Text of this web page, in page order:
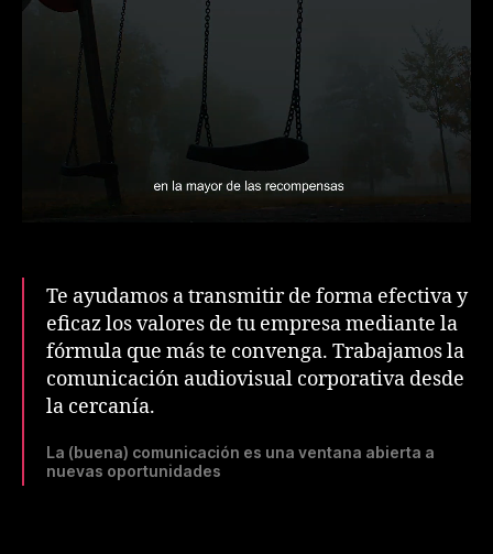
Te ayudamos a transmitir de forma efectiva y
eficaz los valores de tu empresa mediante la
fórmula que más te convenga. Trabajamos la
comunicación audiovisual corporativa desde
la cercanía.
La (buena) comunicación es una ventana abierta a
nuevas oportunidades